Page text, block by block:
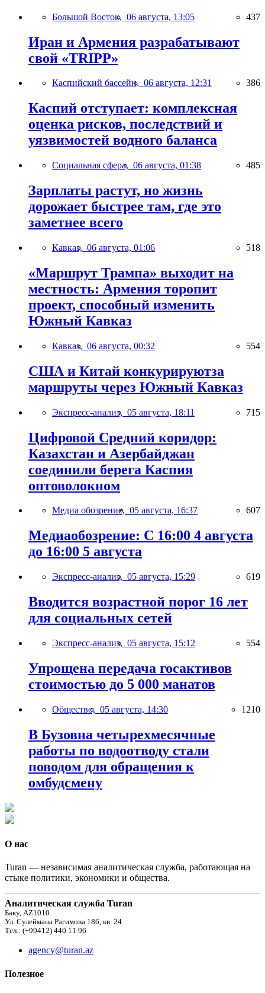
Большой Восток, 06 августа, 13:05 437
Иран и Армения разрабатывают
свой «TRIPP»
Каспийский бассейн, 06 августа, 12:31 386
Каспий отступает: комплексная
оценка рисков, последствий и
уязвимостей водного баланса
Социальная сфера, 06 августа, 01:38 485
Зарплаты растут, но жизнь
дорожает быстрее там, где это
заметнее всего
Кавказ, 06 августа, 01:06 518
«Маршрут Трампа» выходит на
местность: Армения торопит
проект, способный изменить
Южный Кавказ
Кавказ, 06 августа, 00:32 554
США и Китай конкурируютза
маршруты через Южный Кавказ
Экспресс-анализ, 05 августа, 18:11 715
Цифровой Средний коридор:
Казахстан и Азербайджан
соединили берега Каспия
оптоволокном
Медиа обозрение, 05 августа, 16:37 607
Медиаобозрение: С 16:00 4 августа
до 16:00 5 августа
Экспресс-анализ, 05 августа, 15:29 619
Вводится возрастной порог 16 лет
для социальных сетей
Экспресс-анализ, 05 августа, 15:12 554
Упрощена передача госактивов
стоимостью до 5 000 манатов
Общество, 05 августа, 14:30 1210
В Бузовна четырехмесячные
работы по водоотводу стали
поводом для обращения к
омбудсмену
О нас
Turan — независимая аналитическая служба, работающая на
стыке политики, экономики и общества.
Аналитическая служба Turan
Баку, AZ1010
Ул. Сулеймана Рагимова 186, кв. 24
Тел.: (+99412) 440 11 96
agency@turan.az
Полезное